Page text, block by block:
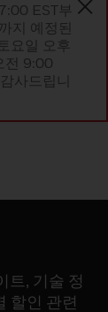
EST부
지 예정된
요일 오후
전 9:00
사드립니
트, 기술 정
할인 관련